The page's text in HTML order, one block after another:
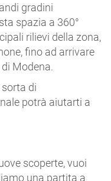
gradini
spazia a 360°
rilievi della zona,
fino ad arrivare
Modena.
sorta di
potrà aiutarti a
scoperte, vuoi
una partita a